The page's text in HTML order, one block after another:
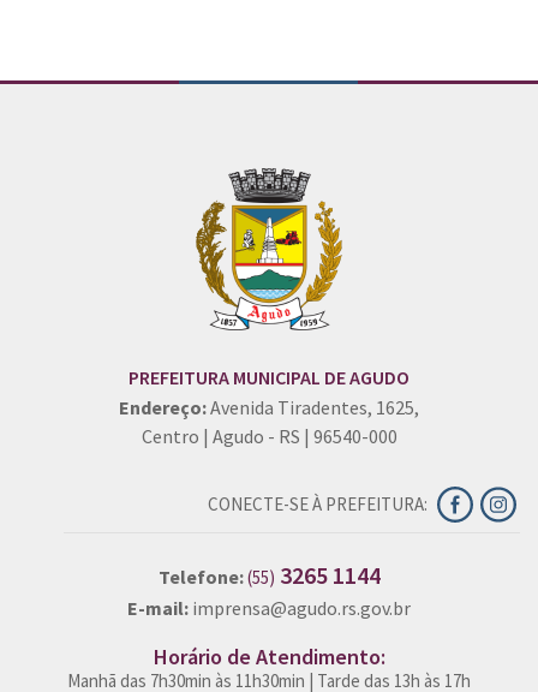
PREFEITURA MUNICIPAL DE AGUDO
Endereço:Avenida Tiradentes, 1625,
Centro | Agudo - RS | 96540-000
CONECTE-SE À PREFEITURA:
Telefone:(55) 3265 1144
E-mail: imprensa@agudo.rs.gov.br
Horário de Atendimento:
Manhã das 7h30min às 11h30min | Tarde das 13h às 17h